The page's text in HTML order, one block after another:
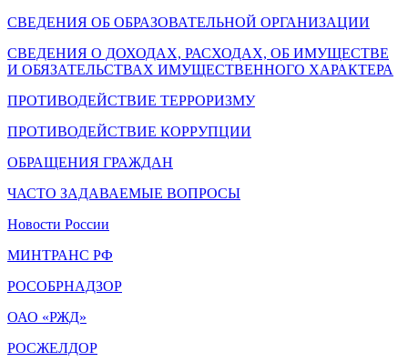
СВЕДЕНИЯ ОБ ОБРАЗОВАТЕЛЬНОЙ ОРГАНИЗАЦИИ
СВЕДЕНИЯ О ДОХОДАХ, РАСХОДАХ, ОБ ИМУЩЕСТВЕ
И ОБЯЗАТЕЛЬСТВАХ ИМУЩЕСТВЕННОГО ХАРАКТЕРА
ПРОТИВОДЕЙСТВИЕ ТЕРРОРИЗМУ
ПРОТИВОДЕЙСТВИЕ КОРРУПЦИИ
ОБРАЩЕНИЯ ГРАЖДАН
ЧАСТО ЗАДАВАЕМЫЕ ВОПРОСЫ
Новости России
МИНТРАНС РФ
РОСОБРНАДЗОР
ОАО «РЖД»
РОСЖЕЛДОР